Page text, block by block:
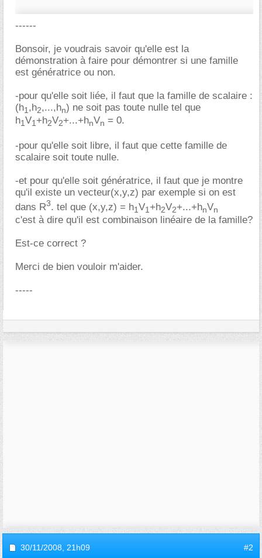
------
Bonsoir, je voudrais savoir qu'elle est la
démonstration à faire pour démontrer si une famille
est génératrice ou non.
-pour qu'elle soit liée, il faut que la famille de scalaire :
(h1,h2,...,hn) ne soit pas toute nulle tel que
h1V1+h2V2+...+hnVn = 0.
-pour qu'elle soit libre, il faut que cette famille de
scalaire soit toute nulle.
-et pour qu'elle soit génératrice, il faut que je montre
qu'il existe un vecteur(x,y,z) par exemple si on est
dans R3. tel que (x,y,z) = h1V1+h2V2+...+hnVn
c'est à dire qu'il est combinaison linéaire de la famille?
Est-ce correct ?
Merci de bien vouloir m'aider.
-----
30/11/2008, 21h09 #2